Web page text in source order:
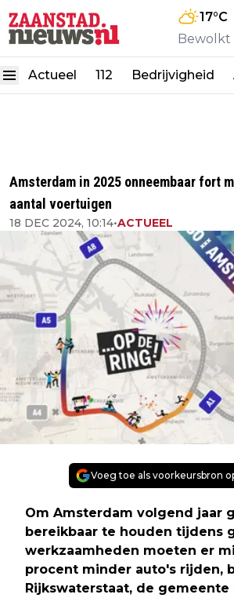
17°C
Bewolkt
Actueel 112 Bedrijvigheid
Amsterdam in 2025 onneembaar fort
aantal voertuigen
18 DEC 2024, 10:14•ACTUEEL
Voeg toe als voorkeursbron
Om Amsterdam volgend jaar
bereikbaar te houden tijdens
werkzaamheden moeten er
procent minder auto's rijden,
Rijkswaterstaat, de gemeente